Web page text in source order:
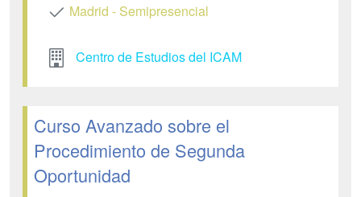
Madrid - Semipresencial
Centro de Estudios del ICAM
Curso Avanzado sobre el
Procedimiento de Segunda
Oportunidad